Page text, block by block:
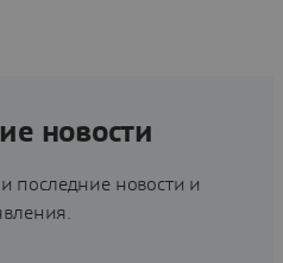
новости
последние новости и